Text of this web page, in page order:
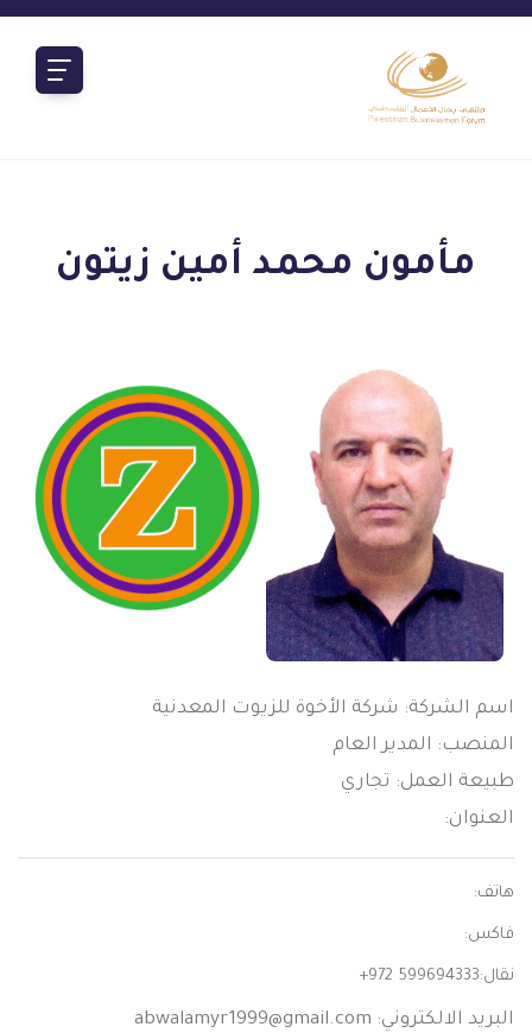
مأمون محمد أمين زيتون
اسم الشركة: شركة الأخوة للزيوت المعدنية
المنصب: المدير العام
طبيعة العمل: تجاري
العنوان:
هاتف:
فاكس:
نقال:+972 599694333
البريد الالكتروني: abwalamyr1999@gmail.com